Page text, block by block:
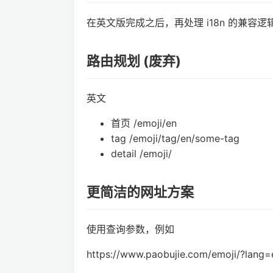
在英文版完成之后，再处理 i18n 的兼容逻辑
路由规划 (废弃)
英文
首页 /emoji/en
tag /emoji/tag/en/some-tag
detail /emoji/
更简洁的网址方案
使用查询参数，例如
https://www.paobujie.com/emoji/